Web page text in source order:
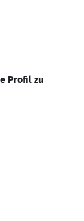
Profil zu